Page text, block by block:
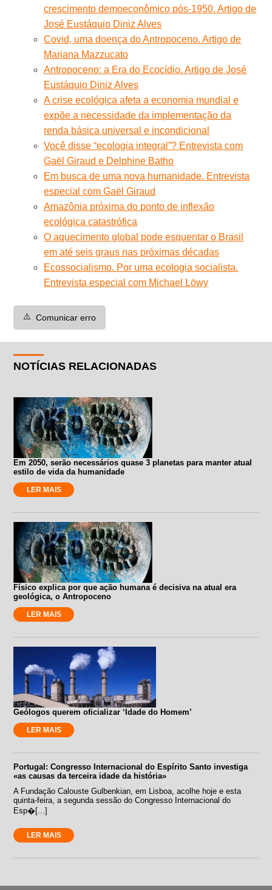
crescimento demoeconômico pós-1950. Artigo de
José Eustáquio Diniz Alves
Covid, uma doença do Antropoceno. Artigo de
Mariana Mazzucato
Antropoceno: a Era do Ecocídio. Artigo de José
Eustáquio Diniz Alves
A crise ecológica afeta a economia mundial e
expõe a necessidade da implementação da
renda básica universal e incondicional
Você disse “ecologia integral”? Entrevista com
Gaël Giraud e Delphine Batho
Em busca de uma nova humanidade. Entrevista
especial com Gaël Giraud
Amazônia próxima do ponto de inflexão
ecológica catastrófica
O aquecimento global pode esquentar o Brasil
em até seis graus nas próximas décadas
Ecossocialismo. Por uma ecologia socialista.
Entrevista especial com Michael Löwy
⚠️ Comunicar erro
NOTÍCIAS RELACIONADAS
Em 2050, serão necessários quase 3 planetas para manter atual
estilo de vida da humanidade
LER MAIS
Físico explica por que ação humana é decisiva na atual era
geológica, o Antropoceno
LER MAIS
Geólogos querem oficializar ‘Idade do Homem’
LER MAIS
Portugal: Congresso Internacional do Espírito Santo investiga
«as causas da terceira idade da história»
A Fundação Calouste Gulbenkian, em Lisboa, acolhe hoje e esta
quinta-feira, a segunda sessão do Congresso Internacional do
Esp�[...]
LER MAIS